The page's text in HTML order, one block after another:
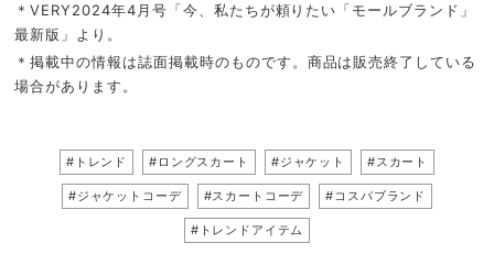
＊VERY2024年4月号「今、私たちが頼りたい「モールブランド」
最新版」より。
＊掲載中の情報は誌面掲載時のものです。商品は販売終了している
場合があります。
#トレンド #ロングスカート #ジャケット #スカート
#ジャケットコーデ #スカートコーデ #コスパブランド
#トレンドアイテム